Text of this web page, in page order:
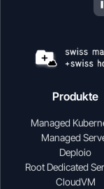
Produkte
Managed
Managed
Deploio
Root Dedicated
CloudVM